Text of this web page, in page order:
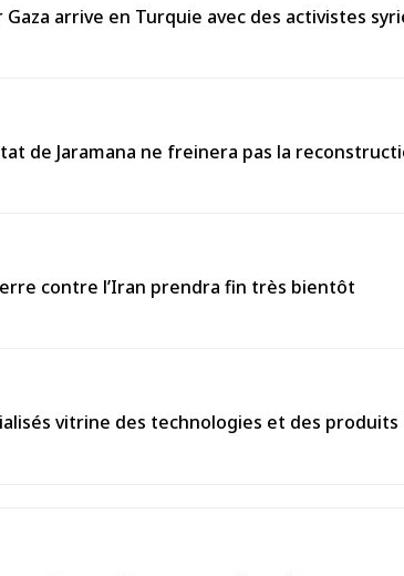
arrive en Turquie avec des activistes
de Jaramana ne freinera pas la
contre l’Iran prendra fin très bientôt
vitrine des technologies et des